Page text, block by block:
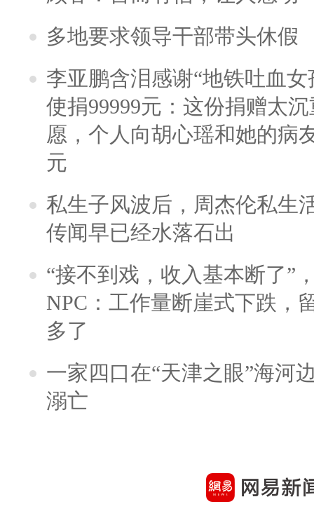
多地要求领导干部带头休假
李亚鹏含泪感谢“地铁吐血
使捐99999元：这份捐赠太
愿，个人向胡心瑶和她的病
元
私生子风波后，周杰伦私生
传闻早已经水落石出
“接不到戏，收入基本断了”
NPC：工作量断崖式下跌，
多了
一家四口在“天津之眼”海河
溺亡